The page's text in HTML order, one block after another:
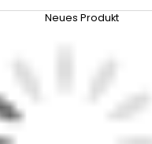
Neues Produkt